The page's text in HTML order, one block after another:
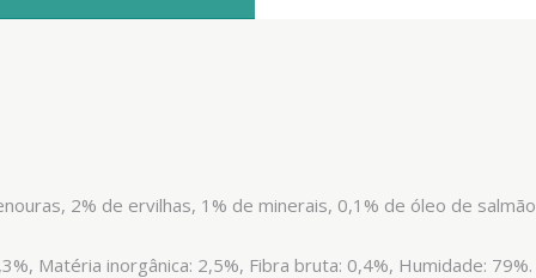
2% de ervilhas, 1% de minerais, 0,1% de óleo de
Matéria inorgânica: 2,5%, Fibra bruta: 0,4%, Humidade: 79%.